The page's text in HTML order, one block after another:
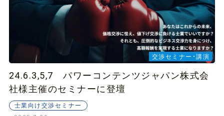
交渉セミナー・講演
24.6.3,5,7 パワーコンテンツジャパン株式会
社様主催のセミナーに登壇
士業向け交渉セミナー